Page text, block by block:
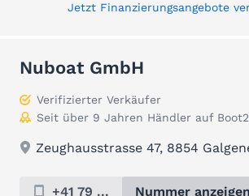
Jetzt Finanzierungsangebote
Nuboat GmbH
Verifizierter Verkäufer
Seit über 9 Jahren Händler auf
Zeughausstrasse 47, 8854
+41 79 ... Nummer anzeigen